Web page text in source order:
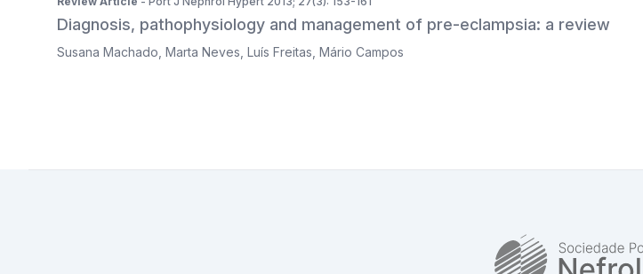
Diagnosis, pathophysiology and management of pre-eclampsia: a review
Susana Machado Marta Neves Luís Freitas Mário Campos